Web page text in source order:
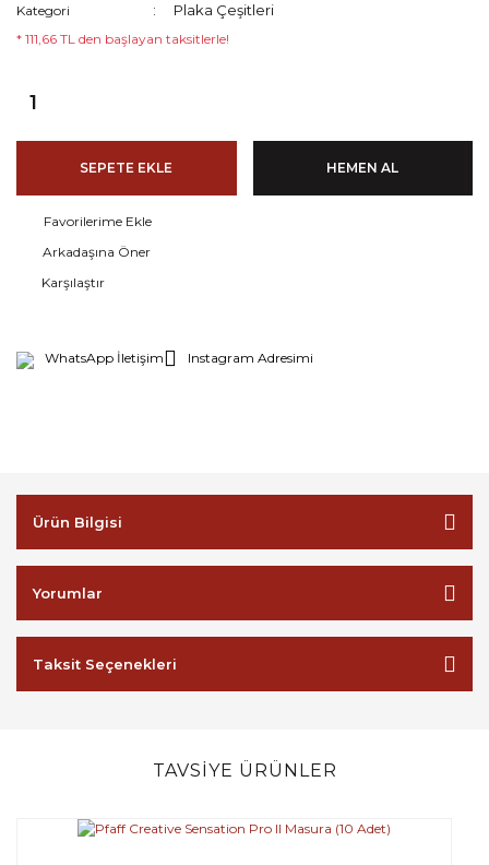
Kategori Plaka Çeşitleri
* 111,66 TL den başlayan taksitlerle!
SEPETE EKLE HEMEN AL
Arkadaşına Öner
Karşılaştır
WhatsApp İletişim Instagram Adresimi
Ürün Bilgisi
Yorumlar
Taksit Seçenekleri
TAVSİYE ÜRÜNLER